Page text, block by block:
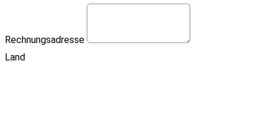
Rechnungsadresse
Land